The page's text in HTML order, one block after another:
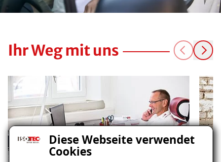
Diese Webseite verwendet
Cookies
Ihr Weg mit uns